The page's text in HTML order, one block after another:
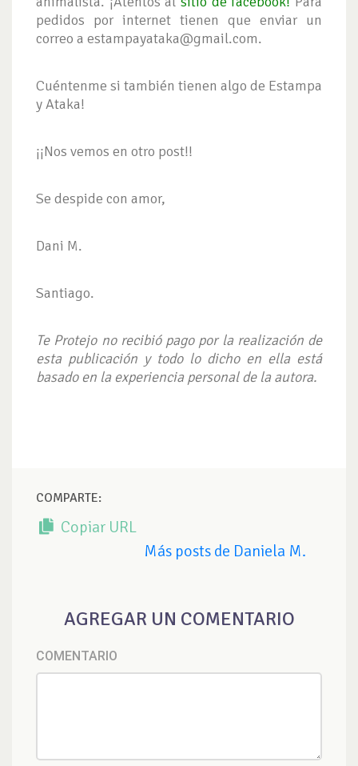
pedidos por internet tienen que enviar un
correo a estampayataka@gmail.com.
Cuéntenme si también tienen algo de Estampa
y Ataka!
¡¡Nos vemos en otro post!!
Se despide con amor,
Dani M.
Santiago.
Te Protejo no recibió pago por la realización de
esta publicación y todo lo dicho en ella está
basado en la experiencia personal de la autora.
COMPARTE:
Copiar URL
Más posts de Daniela M.
AGREGAR UN COMENTARIO
COMENTARIO